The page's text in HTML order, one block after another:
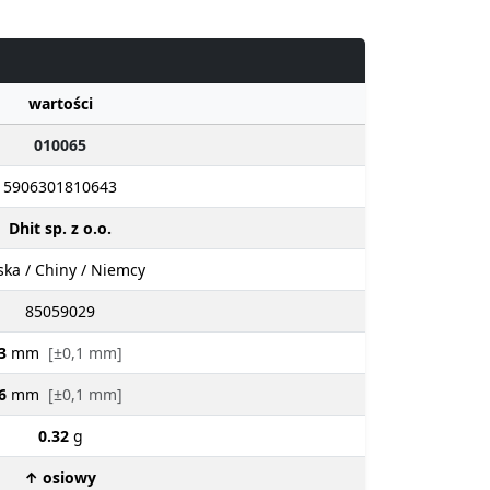
wartości
010065
5906301810643
Dhit sp. z o.o.
/ Chiny / Niemcy
85059029
mm [±0,1 mm]
mm [±0,1 mm]
0.32 g
↑ osiowy